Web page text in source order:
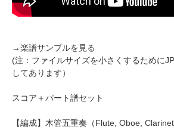
→楽譜サンプルを見る
(注：ファイルサイズを小さくするために
してあります）
スコア＋パート譜セット
【編成】 木管五重奏 （Flute, Oboe,